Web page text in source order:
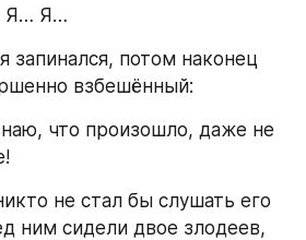
Я… Я…
запинался, потом наконец
взбешённый:
что произошло, даже не
не стал бы слушать его
ним сидели двое злодеев,